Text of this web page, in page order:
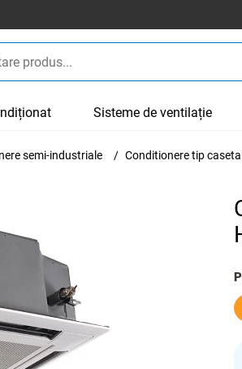
Sisteme de ventilație
semi-industriale Conditionere tip caseta